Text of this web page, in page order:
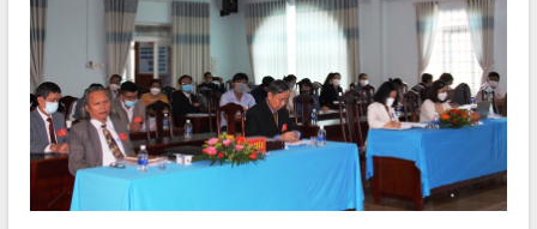
HỆ THỐNG VĂN BẢN
VĂN BẢN HĐND TỈNH
ĐIỂM TIN VĂN BẢN
QUY HOẠCH - KẾ HOẠCH